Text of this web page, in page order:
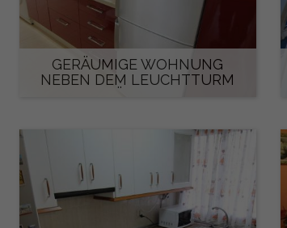
GERÄUMIGE WOHNUNG
NEBEN DEM LEUCHTTURM